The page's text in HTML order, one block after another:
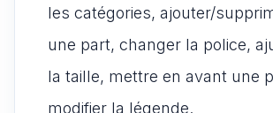
les catégories, ajouter/
une part, changer la police,
la taille, mettre en avant une
modifier la légende.